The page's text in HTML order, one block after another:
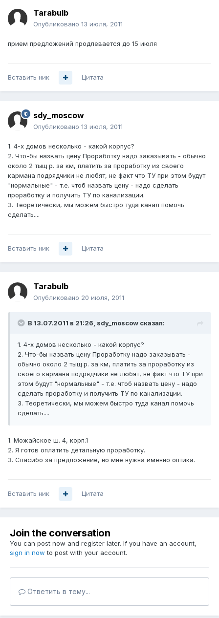
Tarabulb
Опубликовано 13 июля, 2011
прием предложений продлевается до 15 июля
Вставить ник Цитата
sdy_moscow
Опубликовано 13 июля, 2011
1. 4-х домов несколько - какой корпус?
2. Что-бы назвать цену Проработку надо заказывать - обычно
около 2 тыщ р. за км, платить за проработку из своего
кармана подрядчики не любят, не факт что ТУ при этом будут
"нормальные" - т.е. чтоб назвать цену - надо сделать
проработку и получить ТУ по канализации.
3. Теоретически, мы можем быстро туда канал помочь
сделать....
Вставить ник Цитата
Tarabulb
Опубликовано 20 июля, 2011
В 13.07.2011 в 21:26, sdy_moscow сказал:
1. 4-х домов несколько - какой корпус?
2. Что-бы назвать цену Проработку надо заказывать -
обычно около 2 тыщ р. за км, платить за проработку из
своего кармана подрядчики не любят, не факт что ТУ при
этом будут "нормальные" - т.е. чтоб назвать цену - надо
сделать проработку и получить ТУ по канализации.
3. Теоретически, мы можем быстро туда канал помочь
сделать....
1. Можайское ш. 4, корп.1
2. Я готов оплатить детальную проработку.
3. Спасибо за предложение, но мне нужна именно оптика.
Вставить ник Цитата
Join the conversation
You can post now and register later. If you have an account,
sign in now to post with your account.
Ответить в тему...